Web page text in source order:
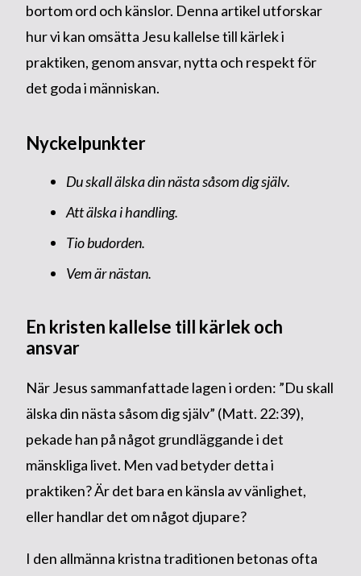
bortom ord och känslor. Denna artikel utforskar
hur vi kan omsätta Jesu kallelse till kärlek i
praktiken, genom ansvar, nytta och respekt för
det goda i människan.
Nyckelpunkter
Du skall älska din nästa såsom dig själv.
Att älska i handling.
Tio budorden.
Vem är nästan.
En kristen kallelse till kärlek och
ansvar
När Jesus sammanfattade lagen i orden: ”Du skall
älska din nästa såsom dig själv” (Matt. 22:39),
pekade han på något grundläggande i det
mänskliga livet. Men vad betyder detta i
praktiken? Är det bara en känsla av vänlighet,
eller handlar det om något djupare?
I den allmänna kristna traditionen betonas ofta